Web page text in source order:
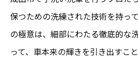
保つための洗練された技術を持っ
の極意は、細部にわたる徹底的な
って、車本来の輝きを引き出すこ